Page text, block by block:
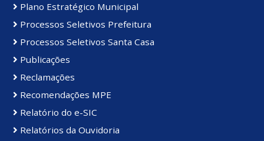
Plano Estratégico Municipal
Processos Seletivos Prefeitura
Processos Seletivos Santa Casa
Publicações
Reclamações
Recomendações MPE
Relatório do e-SIC
Relatórios da Ouvidoria